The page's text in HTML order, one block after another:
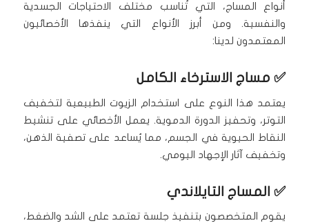
أنواع المساج، التي تُناسب مختلف الاحتياجات الجسدية
والنفسية. ومن أبرز الأنواع التي ينفذها الأخصائيون
المعتمدون لدينا:
✅ مساج الاسترخاء الكامل
يعتمد هذا النوع على استخدام الزيوت الطبيعية لتخفيف
التوتر، وتحفيز الدورة الدموية. يعمل الأخصائي على تنشيط
النقاط الحيوية في الجسم، مما يُساعد على تصفية الذهن،
وتخفيف آثار الإجهاد اليومي.
✅ المساج التايلاندي
يقوم المتخصصون بتنفيذ جلسة تعتمد على الشد والضغط،